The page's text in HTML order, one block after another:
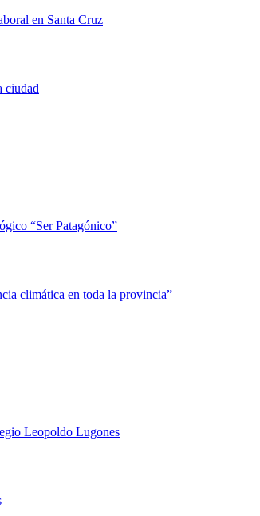
en Santa Cruz
ciudad
“Ser Patagónico”
climática en toda la provincia”
Leopoldo Lugones